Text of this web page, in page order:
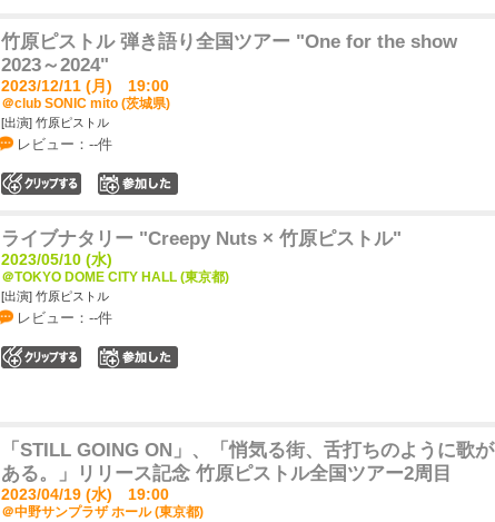
竹原ピストル 弾き語り全国ツアー "One for the show
2023～2024"
2023/12/11 (月) 19:00
＠club SONIC mito (茨城県)
[出演] 竹原ピストル
レビュー：--件
ライブナタリー "Creepy Nuts × 竹原ピストル"
2023/05/10 (水)
＠TOKYO DOME CITY HALL (東京都)
[出演] 竹原ピストル
レビュー：--件
「STILL GOING ON」、「悄気る街、舌打ちのように歌が
ある。」リリース記念 竹原ピストル全国ツアー2周目
2023/04/19 (水) 19:00
＠中野サンプラザ ホール (東京都)